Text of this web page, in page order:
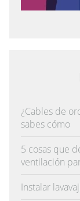
¿Cables de
sabes cómo
5 cosas que
ventilación
Instalar